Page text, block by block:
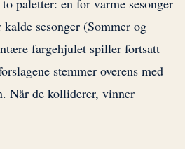
paletter: en for varme sesonger
sesonger (Sommer og
fargehjulet spiller fortsatt
stemmer overens med
Når de kolliderer, vinner